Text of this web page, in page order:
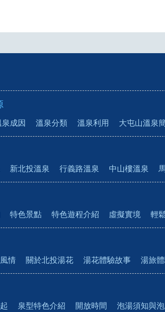
泉成因 溫泉分類 溫泉利用 大屯山溫泉
新北投溫泉 行義路溫泉 中山樓溫泉
特色景點 特色遊程介紹 虛擬實境 輕
情 關於北投湯花 湯花體驗故事 湯旅
泉型特色介紹 開放時間 泡湯須知與